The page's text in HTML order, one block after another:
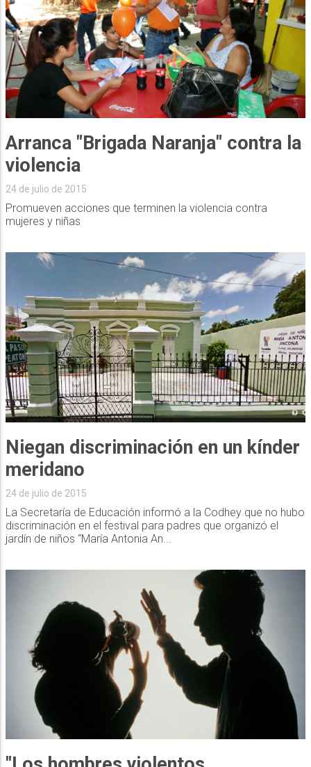
Arranca "Brigada Naranja" contra la
violencia
24 de julio de 2015
Promueven acciones que terminen la violencia contra
mujeres y niñas
Niegan discriminación en un kínder
meridano
24 de julio de 2015
La Secretaría de Educación informó a la Codhey que no hubo
discriminación en el festival para padres que organizó el
jardín de niños “María Antonia An...